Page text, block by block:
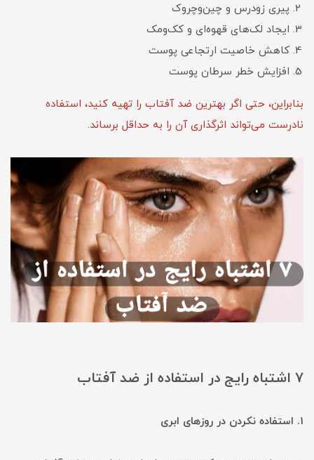
پیری زودرس و چین‌وچروک
ایجاد لک‌های قهوه‌ای و کک‌ومک
کاهش خاصیت ارتجاعی پوست
افزایش خطر سرطان پوست
بنابراین، حتی اگر بهترین ضد آفتاب را تهیه کنید، استفاده
نادرست می‌تواند اثرگذاری آن را به حداقل برساند.
۷ اشتباه رایج در استفاده از ضد آفتاب
۱. استفاده نکردن در روزهای ابری